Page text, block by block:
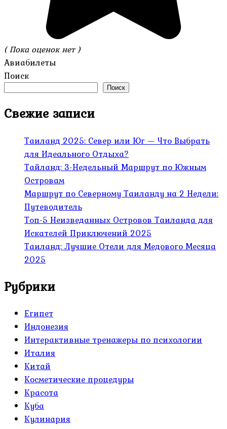
( Пока оценок нет )
Авиабилеты
Поиск
Поиск
Свежие записи
Таиланд 2025: Север или Юг — Что Выбрать
для Идеального Отдыха?
Тайланд: 3-Недельный Маршрут по Южным
Островам
Маршрут по Северному Таиланду на 2 Недели:
Путеводитель
Топ-5 Неизведанных Островов Таиланда для
Искателей Приключений 2025
Таиланд: Лучшие Отели для Медового Месяца
2025
Рубрики
Египет
Индонезия
Интерактивные тренажеры по психологии
Италия
Китай
Косметические процедуры
Красота
Куба
Кулинария